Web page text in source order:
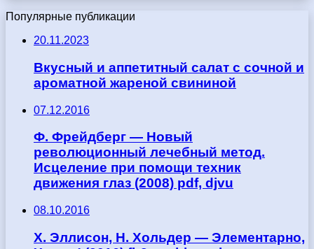
Популярные публикации
20.11.2023
Вкусный и аппетитный салат с сочной и
ароматной жареной свининой
07.12.2016
Ф. Фрейдберг — Новый
революционный лечебный метод.
Исцеление при помощи техник
движения глаз (2008) pdf, djvu
08.10.2016
Х. Эллисон, Н. Хольдер — Элементарно,